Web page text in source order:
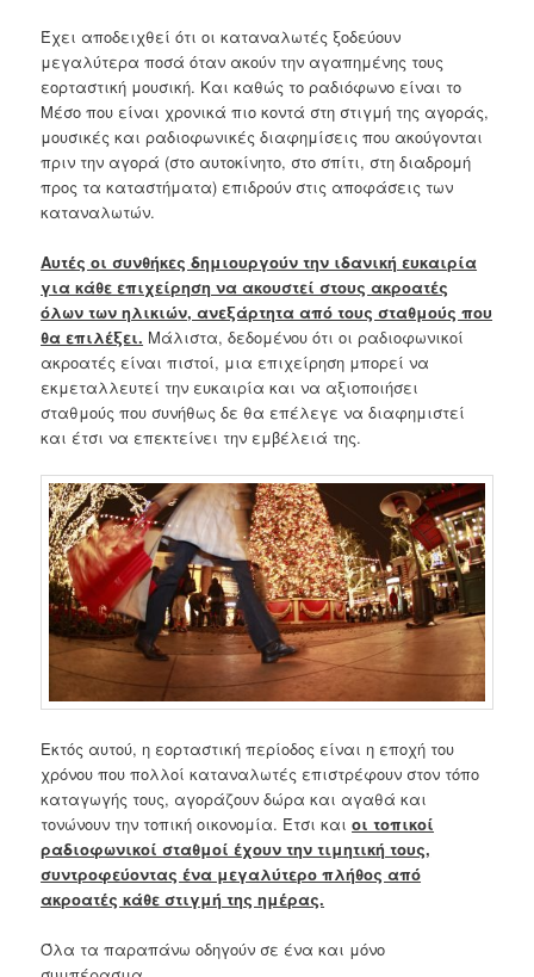
Έχει αποδειχθεί ότι οι καταναλωτές ξοδεύουν
μεγαλύτερα ποσά όταν ακούν την αγαπημένης τους
εορταστική μουσική. Και καθώς το ραδιόφωνο είναι το
Μέσο που είναι χρονικά πιο κοντά στη στιγμή της αγοράς,
μουσικές και ραδιοφωνικές διαφημίσεις που ακούγονται
πριν την αγορά (στο αυτοκίνητο, στο σπίτι, στη διαδρομή
προς τα καταστήματα) επιδρούν στις αποφάσεις των
καταναλωτών.
Αυτές οι συνθήκες δημιουργούν την ιδανική ευκαιρία
για κάθε επιχείρηση να ακουστεί στους ακροατές
όλων των ηλικιών, ανεξάρτητα από τους σταθμούς που
θα επιλέξει. Μάλιστα, δεδομένου ότι οι ραδιοφωνικοί
ακροατές είναι πιστοί, μια επιχείρηση μπορεί να
εκμεταλλευτεί την ευκαιρία και να αξιοποιήσει
σταθμούς που συνήθως δε θα επέλεγε να διαφημιστεί
και έτσι να επεκτείνει την εμβέλειά της.
Εκτός αυτού, η εορταστική περίοδος είναι η εποχή του
χρόνου που πολλοί καταναλωτές επιστρέφουν στον τόπο
καταγωγής τους, αγοράζουν δώρα και αγαθά και
τονώνουν την τοπική οικονομία. Έτσι καιοι τοπικοί
ραδιοφωνικοί σταθμοί έχουν την τιμητική τους,
συντροφεύοντας ένα μεγαλύτερο πλήθος από
ακροατές κάθε στιγμή της ημέρας.
Όλα τα παραπάνω οδηγούν σε ένα και μόνο